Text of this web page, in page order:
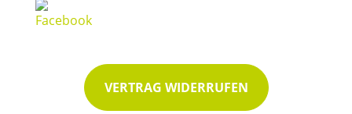
VERTRAG WIDERRUFEN